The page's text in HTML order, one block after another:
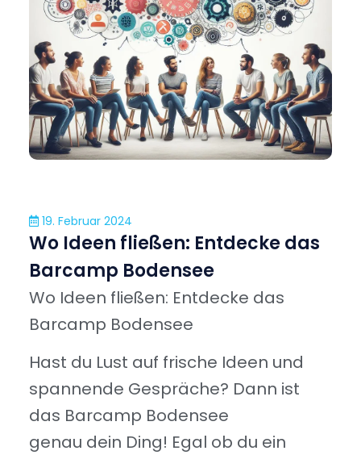
19. Februar 2024
Wo Ideen fließen: Entdecke das
Barcamp Bodensee
Wo Ideen fließen: Entdecke das
Barcamp Bodensee
Hast du Lust auf frische Ideen und
spannende Gespräche? Dann ist
das Barcamp Bodensee
genau dein Ding! Egal ob du ein